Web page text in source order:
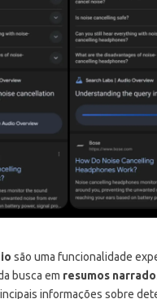
são uma funcionalidade
busca em resumos
informações sobre